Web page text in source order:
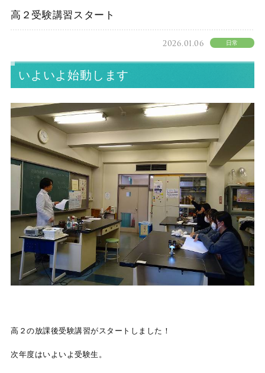
高２受験講習スタート
2026.01.06 日常
いよいよ始動します
高２の放課後受験講習がスタートしました！
次年度はいよいよ受験生。